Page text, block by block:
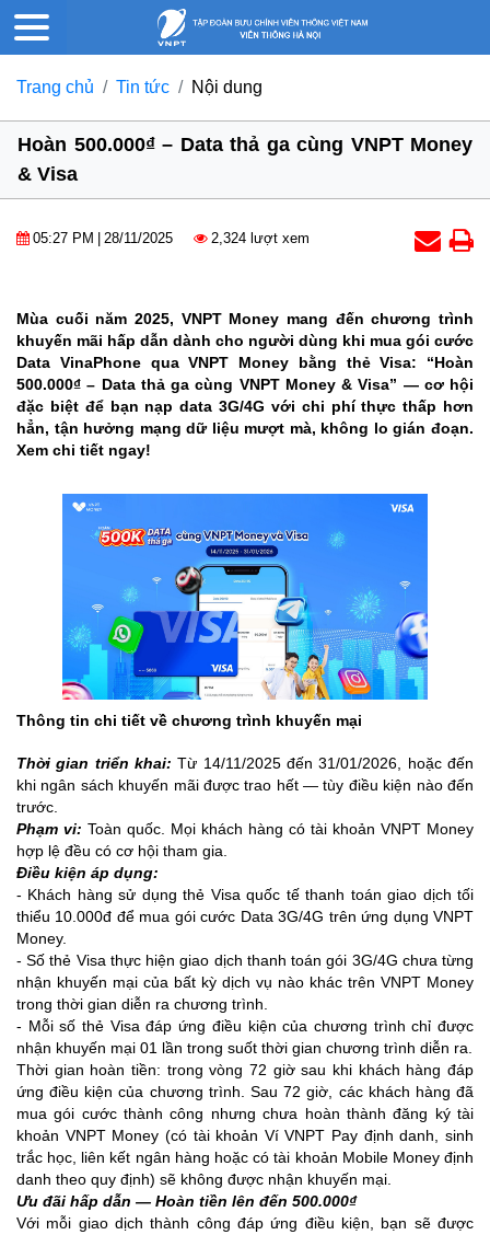
Trang chủ Tin tức Nội dung
Hoàn 500.000₫ – Data thả ga cùng VNPT Money
& Visa
05:27 PM 28/11/2025 2,324 lượt xem
Mùa cuối năm 2025, VNPT Money mang đến chương trình
khuyến mãi hấp dẫn dành cho người dùng khi mua gói cước
Data VinaPhone qua VNPT Money bằng thẻ Visa: “Hoàn
500.000₫ – Data thả ga cùng VNPT Money & Visa” — cơ hội
đặc biệt để bạn nạp data 3G/4G với chi phí thực thấp hơn
hẳn, tận hưởng mạng dữ liệu mượt mà, không lo gián đoạn.
Xem chi tiết ngay!
Thông tin chi tiết về chương trình khuyến mại
Thời gian triển khai: Từ 14/11/2025 đến 31/01/2026, hoặc đến
khi ngân sách khuyến mãi được trao hết — tùy điều kiện nào đến
trước.
Phạm vi: Toàn quốc. Mọi khách hàng có tài khoản VNPT Money
hợp lệ đều có cơ hội tham gia.
Điều kiện áp dụng:
- Khách hàng sử dụng thẻ Visa quốc tế thanh toán giao dịch tối
thiểu 10.000đ để mua gói cước Data 3G/4G trên ứng dụng VNPT
Money.
- Số thẻ Visa thực hiện giao dịch thanh toán gói 3G/4G chưa từng
nhận khuyến mại của bất kỳ dịch vụ nào khác trên VNPT Money
trong thời gian diễn ra chương trình.
- Mỗi số thẻ Visa đáp ứng điều kiện của chương trình chỉ được
nhận khuyến mại 01 lần trong suốt thời gian chương trình diễn ra.
Thời gian hoàn tiền: trong vòng 72 giờ sau khi khách hàng đáp
ứng điều kiện của chương trình. Sau 72 giờ, các khách hàng đã
mua gói cước thành công nhưng chưa hoàn thành đăng ký tài
khoản VNPT Money (có tài khoản Ví VNPT Pay định danh, sinh
trắc học, liên kết ngân hàng hoặc có tài khoản Mobile Money định
danh theo quy định) sẽ không được nhận khuyến mại.
Ưu đãi hấp dẫn — Hoàn tiền lên đến 500.000₫
Với mỗi giao dịch thành công đáp ứng điều kiện, bạn sẽ được